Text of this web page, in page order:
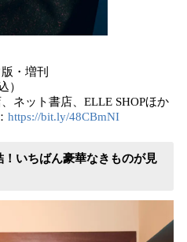
・増刊
）
ネット書店、ELLE SHOPほか
https://bit.ly/48CBmNI
いちばん豪華なきものが見